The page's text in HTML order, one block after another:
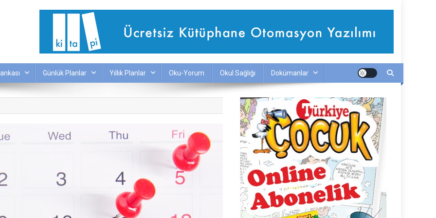
Günlük Planlar Yıllık Planlar Oku-Yorum Okul Sağlığı Dokümanlar